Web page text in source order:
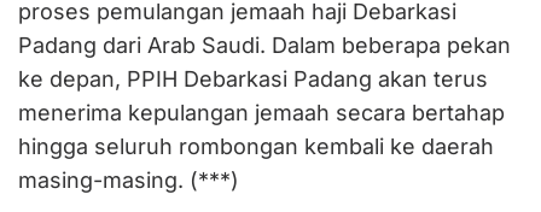
proses pemulangan jemaah haji Debarkasi
Padang dari Arab Saudi. Dalam beberapa pekan
ke depan, PPIH Debarkasi Padang akan terus
menerima kepulangan jemaah secara bertahap
hingga seluruh rombongan kembali ke daerah
masing-masing. (***)